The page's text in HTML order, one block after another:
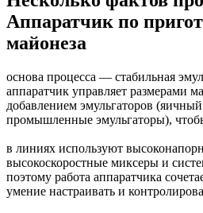
Аппаратчик по
майонеза
основа процесса — стабильная
аппаратчик управляет размерами
добавлением эмульгаторов
промышленные эмульгаторы),
в линиях используют
высокоскоростные миксеры и
поэтому работа аппаратчика
умение настраивать и